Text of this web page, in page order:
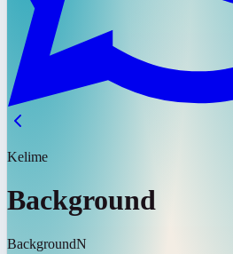
Kelime
Background
BackgroundN